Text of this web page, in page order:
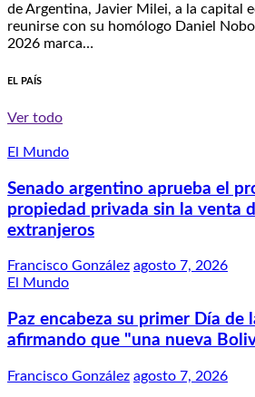
de Argentina, Javier Milei, a la capital
reunirse con su homólogo Daniel
2026 marca…
EL PAÍS
Ver todo
El Mundo
Senado argentino aprueba el
propiedad privada sin la venta
extranjeros
Francisco González agosto 7, 2026
El Mundo
Paz encabeza su primer Día de
afirmando que "una nueva
Francisco González agosto 7, 2026